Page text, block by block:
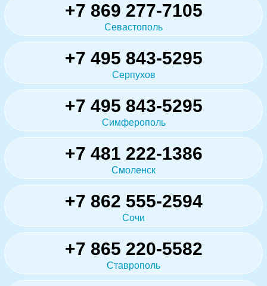
+7 869 277-7105
Севастополь
+7 495 843-5295
Серпухов
+7 495 843-5295
Симферополь
+7 481 222-1386
Смоленск
+7 862 555-2594
Сочи
+7 865 220-5582
Ставрополь